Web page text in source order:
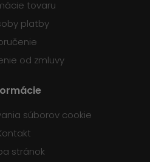
tovaru
platby
od zmluvy
súborov cookie
stránok